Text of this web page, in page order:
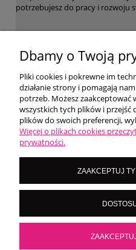
potrzebujesz do pracy i rozwoju
WARUNKI
MOJE
O
LoversNails Paulina Wiktorowicz
mazowieckie |
Kontakt pn - pt: 8:00 - 16:00 |
536
POKAŻ PEŁNĄ
Dbamy o Twoją
Pliki cookies i pokrewne im
działanie strony i pomagają
potrzeb. Możesz zaakceptować
wszystkich tych plików i przejść
plików do swoich preferencji,
Więcej o plikach cookies
prywatności.
ZAAKCEPTUJ